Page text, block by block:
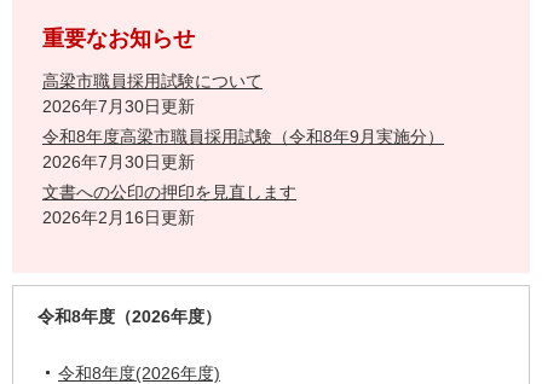
重要なお知らせ
高梁市職員採用試験について
2026年7月30日更新
令和8年度高梁市職員採用試験（令和8年9月実施分）
2026年7月30日更新
文書への公印の押印を見直します
2026年2月16日更新
令和8年度（2026年度）
令和8年度(2026年度)